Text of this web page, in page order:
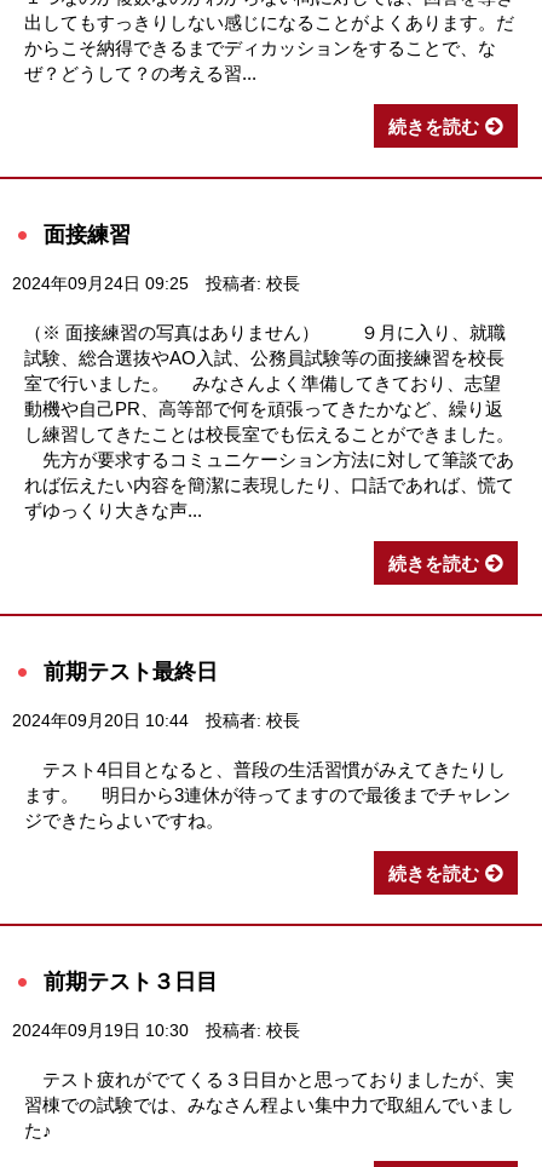
出してもすっきりしない感じになることがよくあります。だ
からこそ納得できるまでディカッションをすることで、な
ぜ？どうして？の考える習...
続きを読む
面接練習
2024年09月24日 09:25 投稿者: 校長
（※ 面接練習の写真はありません） ９月に入り、就職
試験、総合選抜やAO入試、公務員試験等の面接練習を校長
室で行いました。 みなさんよく準備してきており、志望
動機や自己PR、高等部で何を頑張ってきたかなど、繰り返
し練習してきたことは校長室でも伝えることができました。
先方が要求するコミュニケーション方法に対して筆談であ
れば伝えたい内容を簡潔に表現したり、口話であれば、慌て
ずゆっくり大きな声...
続きを読む
前期テスト最終日
2024年09月20日 10:44 投稿者: 校長
テスト4日目となると、普段の生活習慣がみえてきたりし
ます。 明日から3連休が待ってますので最後までチャレン
ジできたらよいですね。
続きを読む
前期テスト３日目
2024年09月19日 10:30 投稿者: 校長
テスト疲れがでてくる３日目かと思っておりましたが、実
習棟での試験では、みなさん程よい集中力で取組んでいまし
た♪